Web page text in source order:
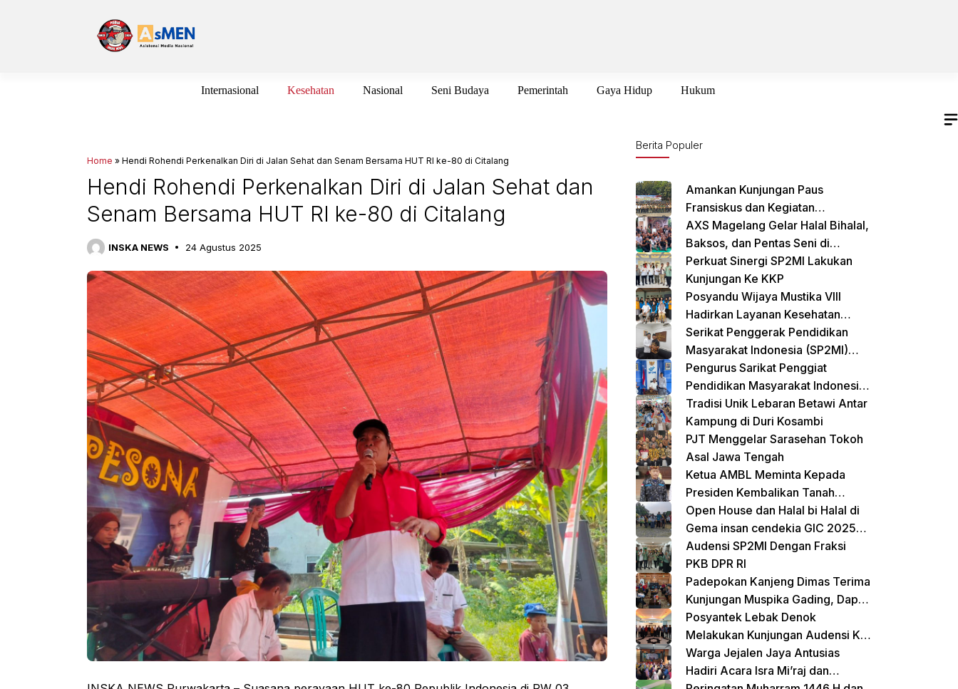
Internasional Kesehatan Nasional Seni Budaya Pemerintah Gaya Hidup Hukum
Home » Hendi Rohendi Perkenalkan Diri di Jalan Sehat dan Senam Bersama HUT RI ke-80 di Citalang
Hendi Rohendi Perkenalkan Diri di Jalan Sehat dan
Senam Bersama HUT RI ke-80 di Citalang
INSKA NEWS 24 Agustus 2025
Berita Populer
Amankan Kunjungan Paus
Fransiskus dan Kegiatan
International Sustainability Forum
(ISF) 2024 TNI-Polri Gelar Apel
Pasukan Gabungan
AXS Magelang Gelar Halal Bihalal,
Baksos, dan Pentas Seni di
Cikarang Selatan
Perkuat Sinergi SP2MI Lakukan
Kunjungan Ke KKP
Posyandu Wijaya Mustika VIII
Hadirkan Layanan Kesehatan
Terpadu untuk Balita dan Lansia
Serikat Penggerak Pendidikan
Masyarakat Indonesia (SP2MI)
Mendukung Sekolah Rakyat yang
Digagas oleh Kemensos
Pengurus Sarikat Penggiat
Pendidikan Masyarakat Indonesia
(SP2MI) Bersama Nusadaya
Akademik Kunjungi Kementerian
BP2MI
Tradisi Unik Lebaran Betawi Antar
Kampung di Duri Kosambi
PJT Menggelar Sarasehan Tokoh
Asal Jawa Tengah
Ketua AMBL Meminta Kepada
Presiden Kembalikan Tanah
Register Kepada Suku Lampung
Open House dan Halal bi Halal di
Gema insan cendekia GIC 2025
Dimeriahkan Jalan Sehat dan
Bazar Kreatif
Audensi SP2MI Dengan Fraksi
PKB DPR RI
Padepokan Kanjeng Dimas Terima
Kunjungan Muspika Gading, Dapat
Apresiasi atas Kontribusi Sosial
dan Keagamaan
Posyantek Lebak Denok
Melakukan Kunjungan Audensi Ke
Untirta Serang Banten
Warga Jejalen Jaya Antusias
Hadiri Acara Isra Mi’raj dan